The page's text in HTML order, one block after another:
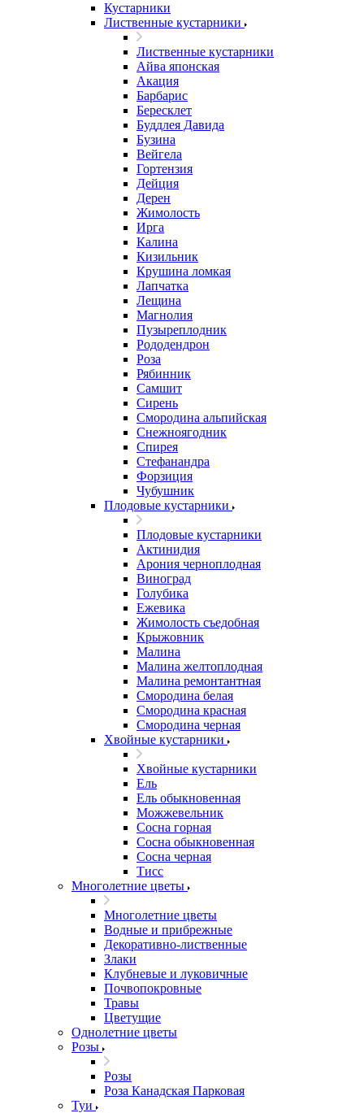
Кустарники
Лиственные кустарники
Лиственные кустарники
Айва японская
Акация
Барбарис
Бересклет
Буддлея Давида
Бузина
Вейгела
Гортензия
Дейция
Дерен
Жимолость
Ирга
Калина
Кизильник
Крушина ломкая
Лапчатка
Лещина
Магнолия
Пузыреплодник
Рододендрон
Роза
Рябинник
Самшит
Сирень
Смородина альпийская
Снежноягодник
Спирея
Стефанандра
Форзиция
Чубушник
Плодовые кустарники
Плодовые кустарники
Актинидия
Арония черноплодная
Виноград
Голубика
Ежевика
Жимолость съедобная
Крыжовник
Малина
Малина желтоплодная
Малина ремонтантная
Смородина белая
Смородина красная
Смородина черная
Хвойные кустарники
Хвойные кустарники
Ель
Ель обыкновенная
Можжевельник
Сосна горная
Сосна обыкновенная
Сосна черная
Тисс
Многолетние цветы
Многолетние цветы
Водные и прибрежные
Декоративно-лиственные
Злаки
Клубневые и луковичные
Почвопокровные
Травы
Цветущие
Однолетние цветы
Розы
Розы
Роза Канадская Парковая
Туи